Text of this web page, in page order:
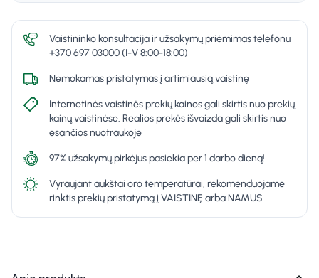
Vaistininko konsultacija ir užsakymų priėmimas telefonu
+370 697 03000 (I-V 8:00-18:00)
Nemokamas pristatymas į artimiausią vaistinę
Internetinės vaistinės prekių kainos gali skirtis nuo prekių
kainų vaistinėse. Realios prekės išvaizda gali skirtis nuo
esančios nuotraukoje
97% užsakymų pirkėjus pasiekia per 1 darbo dieną!
Vyraujant aukštai oro temperatūrai, rekomenduojame
rinktis prekių pristatymą į VAISTINĘ arba NAMUS